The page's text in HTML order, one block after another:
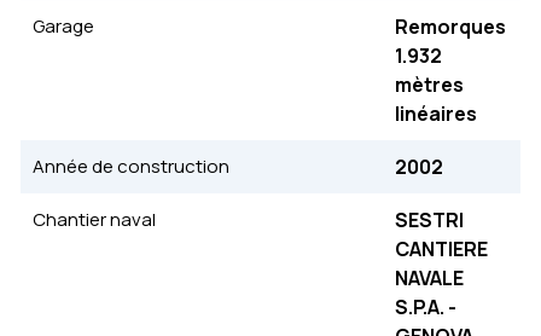
Garage
Remorques
1.932
mètres
linéaires
Année de construction 2002
Chantier naval
SESTRI
CANTIERE
NAVALE
S.P.A. -